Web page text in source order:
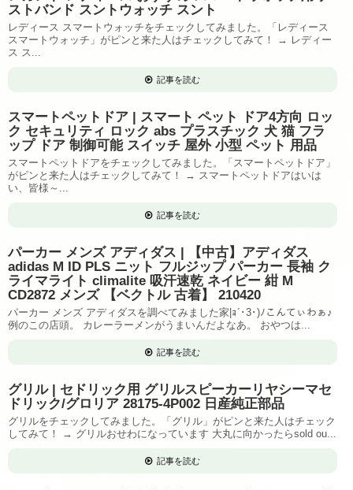
ストバンド スントウォッチ スント
レディース スマートウォッチをチェックしてみました。「レディース
スマートウォッチ」がピンと来た人はチェックしてみて！ → レディー
ス ス...
記事を読む
スマートペットドア | スマート ペット ドア4方向 ロッ
ク セキュリティ ロック abs プラスチック 犬 猫 フラ
ップ ドア 制御可能 スイッチ 屋外 小型 ペット 用品
スマートペットドアをチェックしてみました。「スマートペットドア」
がピンと来た人はチェックしてみて！ → スマートペットドアはいは
い、皆様～...
記事を読む
パーカー メンズ アディダス | 【中古】アディダス
adidas M ID PLS ニット フルジップ パーカー 長袖 ク
ライマライト climalite 吸汗速乾 ネイビー 紺 M
CD2872 メンズ 【ベクトル 古着】 210420
パーカー メンズ アディダスを調べてみました家|ｮ´･3･)ﾉこんてぃわぁ♪
例のこの店頭。 カレーラーメンがうまいんだよなあ。 おやつは...
記事を読む
グリル | セドリック用 グリルスピーカーリヤシーマセ
ドリック/グロリア 28175-4P002 日産純正部品
グリルをチェックしてみました。「グリル」がピンと来た人はチェック
してみて！ → グリルおせわになっています 大丸に向かったらsold ou...
記事を読む